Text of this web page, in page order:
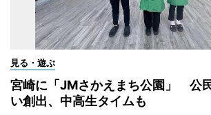
見る・遊ぶ
宮崎に「JMさかえまち公園」 公
い創出、中高生タイムも